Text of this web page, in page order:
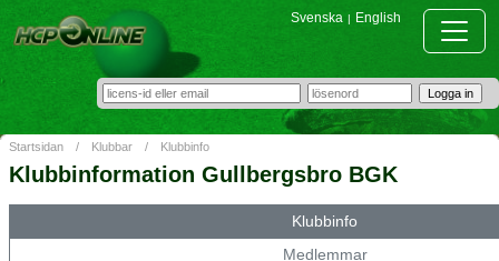
Svenska | English
Startsidan / Klubbar / Klubbinfo
Klubbinformation Gullbergsbro BGK
Klubbinfo
Medlemmar